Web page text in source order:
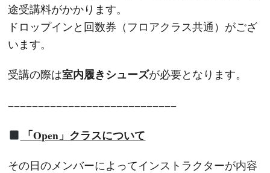
途受講料がかかります。
ドロップインと回数券（フロアクラス共通）がござ
います。
受講の際は室内履きシューズが必要となります。
−−−−−−−−−−−−−−−−−−−−−−−−−−−−
「Open」クラスについて
その日のメンバーによってインストラクターが内容